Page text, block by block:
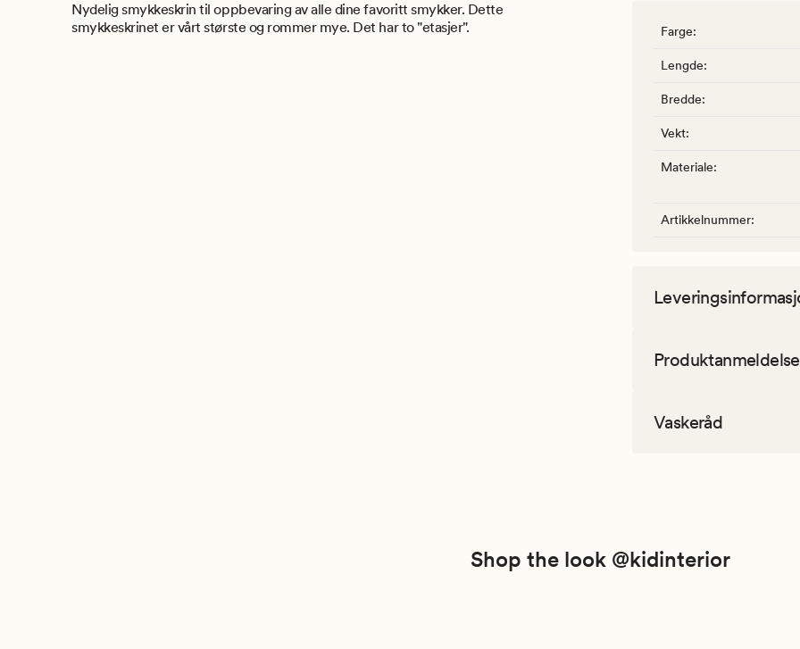
Nydelig smykkeskrin til oppbevaring av alle dine favoritt smykker. Dette
smykkeskrinet er vårt største og rommer mye. Det har to "etasjer".
Farge:
Lengde:
Bredde:
Vekt:
Materiale:
Artikkelnummer:
Vaskeråd
Shop the look @kidinterior